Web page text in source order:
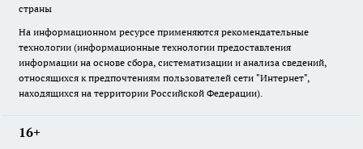
страны
На информационном ресурсе применяются рекомендательные
технологии (информационные технологии предоставления
информации на основе сбора, систематизации и анализа сведений,
относящихся к предпочтениям пользователей сети "Интернет",
находящихся на территории Российской Федерации).
16+